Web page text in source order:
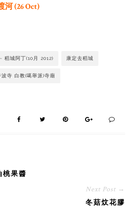
河 (26 Oct)
稻城阿丁(10月 2012) 康定去稻城
寺 白教(噶舉派)寺廟
果醬
Next Post →
冬菇炆花膠